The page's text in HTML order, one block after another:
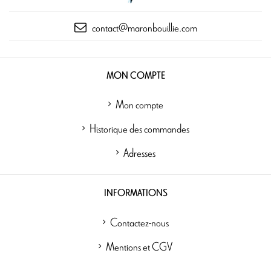
contact@maronbouillie.com
MON COMPTE
Mon compte
Historique des commandes
Adresses
INFORMATIONS
Contactez-nous
Mentions et CGV